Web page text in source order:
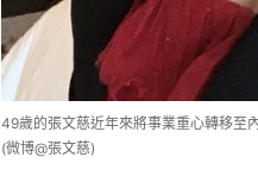
49歲的張文慈近年來將事業重心轉移至
(微博@張文慈)